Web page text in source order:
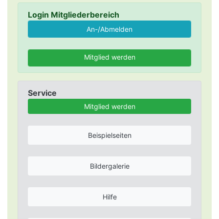
Login Mitgliederbereich
Mitglied werden
Service
Mitglied werden
Beispielseiten
Bildergalerie
Hilfe